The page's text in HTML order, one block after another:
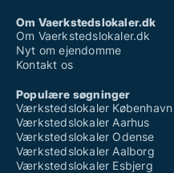
Om Vaerkstedslokaler.dk
Om Vaerkstedslokaler.dk
Nyt om ejendomme
Kontakt os
Populære søgninger
Værkstedslokaler København
Værkstedslokaler Aarhus
Værkstedslokaler Odense
Værkstedslokaler Aalborg
Værkstedslokaler Esbjerg